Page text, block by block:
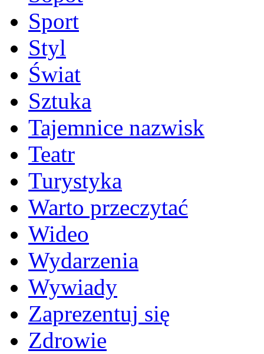
Sport
Styl
Świat
Sztuka
Tajemnice nazwisk
Teatr
Turystyka
Warto przeczytać
Wideo
Wydarzenia
Wywiady
Zaprezentuj się
Zdrowie